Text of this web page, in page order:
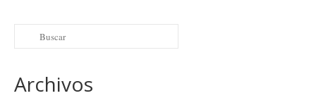
Archivos